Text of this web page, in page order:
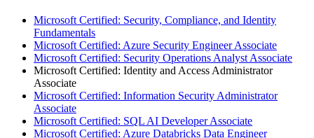
Microsoft Certified: Security, Compliance, and Identity
Fundamentals
Microsoft Certified: Azure Security Engineer Associate
Microsoft Certified: Security Operations Analyst Associate
Microsoft Certified: Identity and Access Administrator
Associate
Microsoft Certified: Information Security Administrator
Associate
Microsoft Certified: SQL AI Developer Associate
Microsoft Certified: Azure Databricks Data Engineer